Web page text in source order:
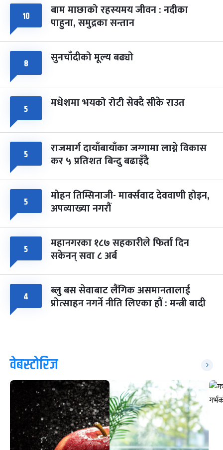
८ फागुपूर्णिमा
चैत्र ८, २०८३-Mar 22, 2027
७ महिना बाँकी
१० बाम माछाको रहस्यमय जीवन : नदीका
पाहुना, समुद्रका सन्तान
८ सुनचाँदीको मूल्य बढ्यो
५ मधेशमा भयको रोटी सेक्दै सीके राउत
५ राजमार्ग दायाँबायाँका जग्गामा लाग्ने विकास
कर ५ प्रतिशत बिन्दु बढाइँदै
५ मोहन तिम्सिनाजी- मार्क्सवाद देववाणी होइन,
अपव्याख्या नगरौं
५ महानगरका १८७ सहकारीले फिर्ता दिन
सकेनन् सवा ८ अर्ब
४ ब्लु बस सेवाबाट लैंगिक असमानतालाई
प्रोत्साहन नगर्ने नीति लिएका हौं : मन्त्री बादी
वेबस्टोरिज